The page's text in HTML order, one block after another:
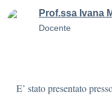
Prof.ssa Ivana
Docente
E’ stato presentato